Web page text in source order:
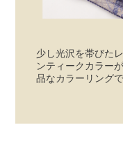
少し光沢を帯びた
ンティークカラー
品なカラーリングで